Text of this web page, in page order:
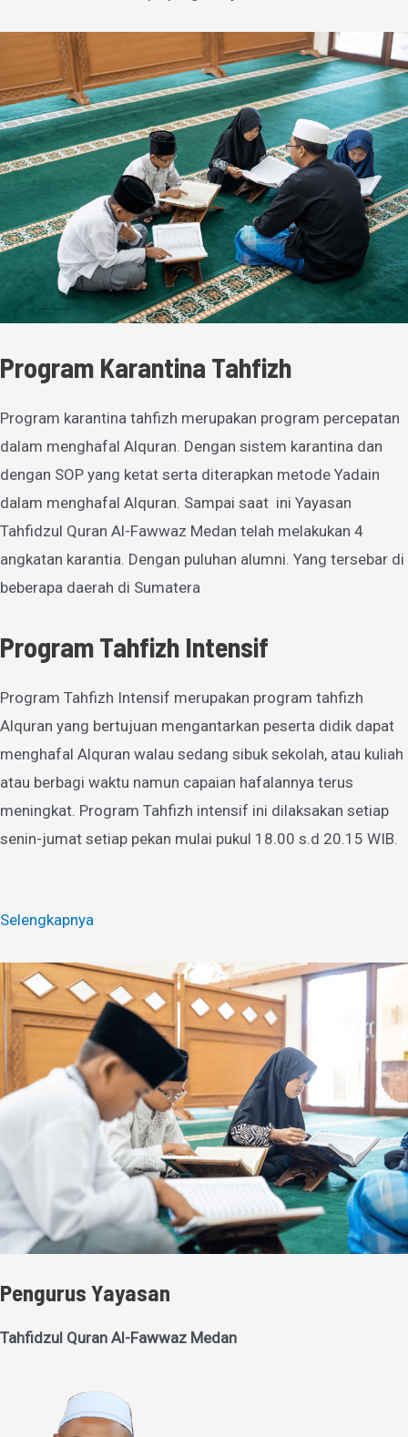
Program Karantina Tahfizh
Program karantina tahfizh merupakan program percepatan
dalam menghafal Alquran. Dengan sistem karantina dan
dengan SOP yang ketat serta diterapkan metode Yadain
dalam menghafal Alquran. Sampai saat ini Yayasan
Tahfidzul Quran Al-Fawwaz Medan telah melakukan 4
angkatan karantia. Dengan puluhan alumni. Yang tersebar di
beberapa daerah di Sumatera
Program Tahfizh Intensif
Program Tahfizh Intensif merupakan program tahfizh
Alquran yang bertujuan mengantarkan peserta didik dapat
menghafal Alquran walau sedang sibuk sekolah, atau kuliah
atau berbagi waktu namun capaian hafalannya terus
meningkat. Program Tahfizh intensif ini dilaksakan setiap
senin-jumat setiap pekan mulai pukul 18.00 s.d 20.15 WIB.
Selengkapnya
Pengurus Yayasan
Tahfidzul Quran Al-Fawwaz Medan